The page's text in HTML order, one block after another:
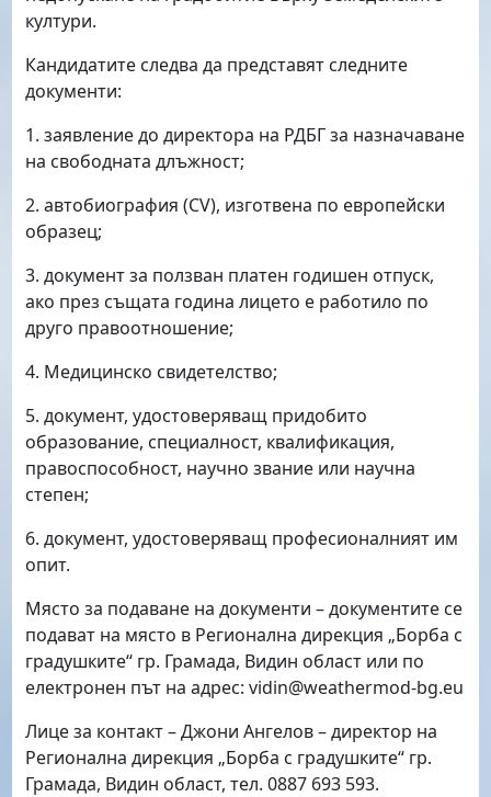
култури.
Кандидатите следва да представят следните
документи:
1. заявление до директора на РДБГ за назначаване
на свободната длъжност;
2. автобиография (CV), изготвена по европейски
образец;
3. документ за ползван платен годишен отпуск,
ако през същата година лицето е работило по
друго правоотношение;
4. Медицинско свидетелство;
5. документ, удостоверяващ придобито
образование, специалност, квалификация,
правоспособност, научно звание или научна
степен;
6. документ, удостоверяващ професионалният им
опит.
Място за подаване на документи – документите се
подават на място в Регионална дирекция „Борба с
градушките“ гр. Грамада, Видин област или по
електронен път на адрес:vidin@weathermod-bg.eu
Лице за контакт – Джони Ангелов – директор на
Регионална дирекция „Борба с градушките“ гр.
Грамада, Видин област, тел. 0887 693 593.